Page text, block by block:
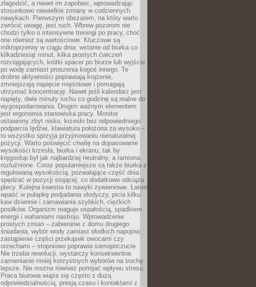
złagodzić, a nawet im zapobiec, wprowadzając
stosunkowo niewielkie zmiany w codziennych
nawykach. Pierwszym obszarem, na który warto
zwrócić uwagę, jest ruch. Wbrew pozorom nie
chodzi tylko o intensywne treningi po pracy, choć
one również są wartościowe. Kluczowe są
mikroprzerwy w ciągu dnia: wstanie od biurka co
kilkadziesiąt minut, kilka prostych ćwiczeń
rozciągających, krótki spacer po biurze lub wyjście
po wodę zamiast proszenia kogoś innego. Te
drobne aktywności poprawiają krążenie,
zmniejszają napięcie mięśniowe i pomagają
utrzymać koncentrację. Nawet jeśli kalendarz jest
napięty, dwie minuty ruchu co godzinę są realne do
wygospodarowania. Drugim ważnym elementem
jest ergonomia stanowiska pracy. Monitor
ustawiony zbyt nisko, krzesło bez odpowiedniego
podparcia lędźwi, klawiatura położona za wysoko –
to wszystko sprzyja przyjmowaniu nienaturalnej
pozycji. Warto poświęcić chwilę na dopasowanie
wysokości krzesła, biurka i ekranu, tak by
kręgosłup był jak najbardziej neutralny, a ramiona
rozluźnione. Coraz popularniejsze są także biurka z
regulowaną wysokością, pozwalające część dnia
spędzać w pozycji stojącej, co dodatkowo odciąża
plecy. Kolejna kwestia to nawyki żywieniowe. Łatwo
wpaść w pułapkę podjadania słodyczy, picia kilku
kaw dziennie i zamawiania szybkich, ciężkich
posiłków. Organizm reaguje ospałością, spadkiem
energii i wahaniami nastroju. Wprowadzenie
prostych zmian – zabieranie z domu drugiego
śniadania, wybór wody zamiast słodkich napojów,
zastąpienie części przekąsek owocami czy
orzechami – stopniowo poprawia samopoczucie.
Nie trzeba rewolucji, wystarczy konsekwentne
zamienianie mniej korzystnych wyborów na trochę
lepsze. Nie można również pomijać wpływu stresu.
Praca biurowa wiąże się często z dużą
odpowiedzialnością, presją czasu i kontaktami z